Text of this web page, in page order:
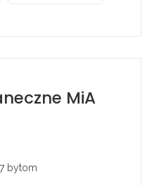
MiA
bytom